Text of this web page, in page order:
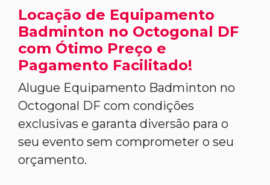
Locação de Equipamento
Badminton no Octogonal DF
com Ótimo Preço e
Pagamento Facilitado!
Alugue Equipamento Badminton no
Octogonal DF com condições
exclusivas e garanta diversão para o
seu evento sem comprometer o seu
orçamento.